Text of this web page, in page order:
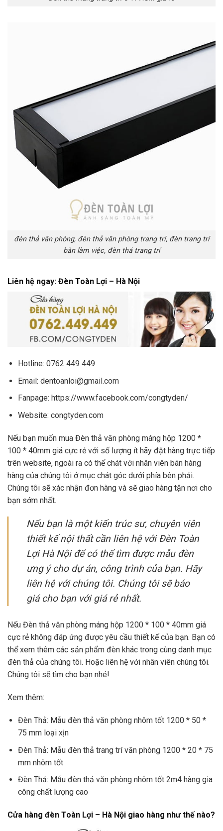
đèn thả văn phòng, đèn thả văn phòng trang trí, đèn trang trí
bàn làm việc, đèn thả trang trí
Liên hệ ngay: Đèn Toàn Lợi – Hà Nội
Hotline: 0762 449 449
Email: dentoanloi@gmail.com
Fanpage: https://www.facebook.com/congtyden/
Website: congtyden.com
Nếu bạn muốn mua Đèn thả văn phòng máng hộp 1200 *
100 * 40mm giá cực rẻ với số lượng ít hãy đặt hàng trực tiếp
trên website, ngoài ra có thể chát với nhân viên bán hàng
hàng của chúng tôi ở mục chát góc dưới phía bên phải.
Chúng tôi sẽ xác nhận đơn hàng và sẽ giao hàng tận nơi cho
bạn sớm nhất.
Nếu bạn là một kiến trúc sư, chuyên viên
thiết kế nội thất cần liên hệ với Đèn Toàn
Lợi Hà Nội để có thể tìm được mẫu đèn
ưng ý cho dự án, công trình của bạn. Hãy
liên hệ với chúng tôi. Chúng tôi sẽ báo
giá cho bạn với giá rẻ nhất.
Nếu Đèn thả văn phòng máng hộp 1200 * 100 * 40mm giá
cực rẻ không đáp ứng được yêu cầu thiết kế của bạn. Bạn có
thể xem thêm các sản phẩm đèn khác trong cùng danh mục
đèn thả của chúng tôi. Hoặc liên hệ với nhân viên chúng tôi.
Chúng tôi sẽ tìm cho bạn nhé!
Xem thêm:
Đèn Thả: Mẫu đèn thả văn phòng nhôm tốt 1200 * 50 *
75 mm loại xịn
Đèn Thả: Mẫu đèn thả trang trí văn phòng 1200 * 20 * 75
mm nhôm tốt
Đèn Thả: Mẫu đèn thả văn phòng nhôm tốt 2m4 hàng gia
công chất lượng cao
Cửa hàng đèn Toàn Lợi – Hà Nội giao hàng như thế nào?